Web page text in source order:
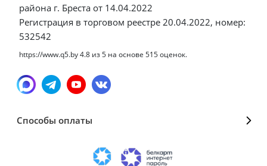
района г. Бреста от 14.04.2022
Регистрация в торговом реестре 20.04.2022, номер:
532542
https://www.q5.by4.8 из5 на основе 515оценок.
Способы оплаты